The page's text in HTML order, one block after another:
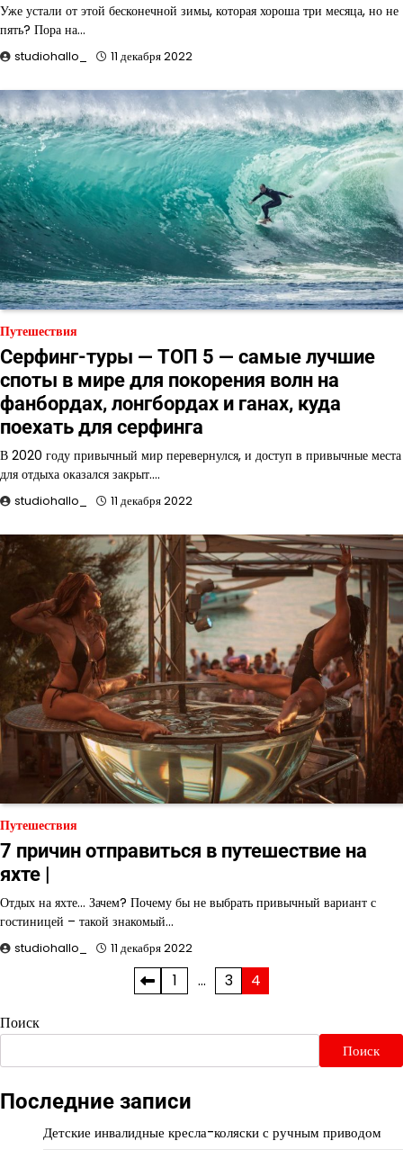
Уже устали от этой бесконечной зимы, которая хороша три месяца, но не
пять? Пора на…
studiohallo_ 11 декабря 2022
Путешествия
Серфинг-туры — ТОП 5 — самые лучшие
споты в мире для покорения волн на
фанбордах, лонгбордах и ганах, куда
поехать для серфинга
В 2020 году привычный мир перевернулся, и доступ в привычные места
для отдыха оказался закрыт.…
studiohallo_ 11 декабря 2022
Путешествия
7 причин отправиться в путешествие на
яхте |
Отдых на яхте… Зачем? Почему бы не выбрать привычный вариант с
гостиницей – такой знакомый…
studiohallo_ 11 декабря 2022
записей
1 … 3 4
Поиск
Поиск
Последние записи
Детские инвалидные кресла-коляски с ручным приводом